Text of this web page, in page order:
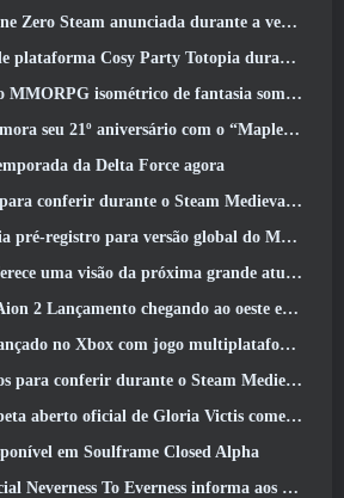
anunciada durante a versão 2.8 Programa Especial
Party Totopia durante o Xbox Showcase, Começa o recrutamento beta
isométrico de fantasia sombria, Brasas dos sem coroa
21º aniversário com o “Maple University Event”
da Delta Force agora
conferir durante o Steam Medieval Fest
versão global do MMORPG de ficção científica RF Online Next
da próxima grande atualização de Palia, The Royal Highlands
2 Lançamento chegando ao oeste este ano
no Xbox com jogo multiplataforma completo
conferir durante o Steam Medieval Fest
aberto oficial de Gloria Victis começa hoje
em Soulframe Closed Alpha
Everness informa aos jogadores o que esperar dos lançamentos